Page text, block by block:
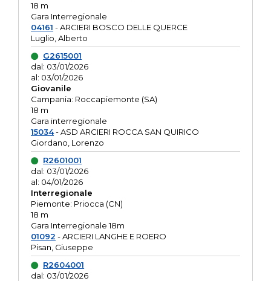
18 m
Gara Interregionale
04161 - ARCIERI BOSCO DELLE QUERCE
Luglio, Alberto
G2615001
dal: 03/01/2026
al: 03/01/2026
Giovanile
Campania: Roccapiemonte (SA)
18 m
Gara interregionale
15034- ASD ARCIERI ROCCA SAN QUIRICO
Giordano, Lorenzo
R2601001
dal: 03/01/2026
al: 04/01/2026
Interregionale
Piemonte: Priocca (CN)
18 m
Gara Interregionale 18m
01092 - ARCIERI LANGHE E ROERO
Pisan, Giuseppe
R2604001
dal: 03/01/2026